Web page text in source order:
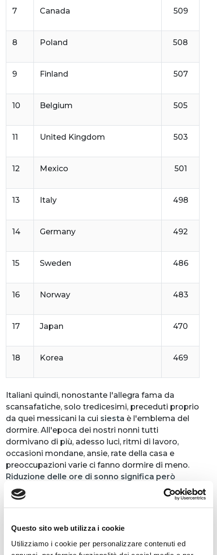
Questo sito web utilizza i cookie
Utilizziamo i cookie per personalizzare contenuti ed
7 Canada 509
8 Poland 508
9 Finland 507
10 Belgium 505
11 United Kingdom 503
12 Mexico 501
13 Italy 498
14 Germany 492
15 Sweden 486
16 Norway 483
17 Japan 470
18 Korea 469
Italiani quindi, nonostante l'allegra fama da
scansafatiche, solo tredicesimi, preceduti proprio
da quei messicani la cui siesta è l'emblema del
dormire. All'epoca dei nostri nonni tutti
dormivano di più, adesso luci, ritmi di lavoro,
occasioni mondane, ansie, rate della casa e
preoccupazioni varie ci fanno dormire di meno.
Riduzione delle ore di sonno significa però
minor salute
, equilibrio precario e inefficienze
psicofisiche. In questo caso i cugini d’oltralpe
imitarli, magari è possibile programmare le
vacanze in Francia, non si sa mai… ;) L'infografica
deipopoli più dormiglioni al mondo: